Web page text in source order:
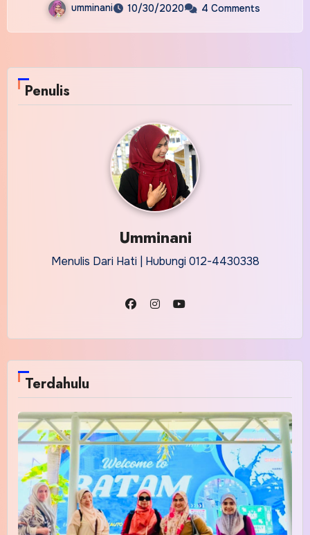
umminani 10/30/2020 4 Comments
Penulis
Umminani
Menulis Dari Hati | Hubungi 012-4430338
Terdahulu